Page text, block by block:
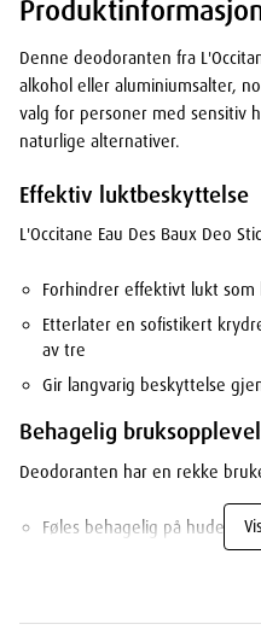
Denne deodoranten fra
alkohol eller aluminiumsalter,
valg for personer med sensitiv
naturlige alternativer.
Effektiv luktbeskyttelse
L'Occitane Eau Des Baux Deo
Forhindrer effektivt lukt
Etterlater en sofistikert
av tre
Gir langvarig beskyttelse
Behagelig
Deodoranten har en rekke
Føles behagelig på huden